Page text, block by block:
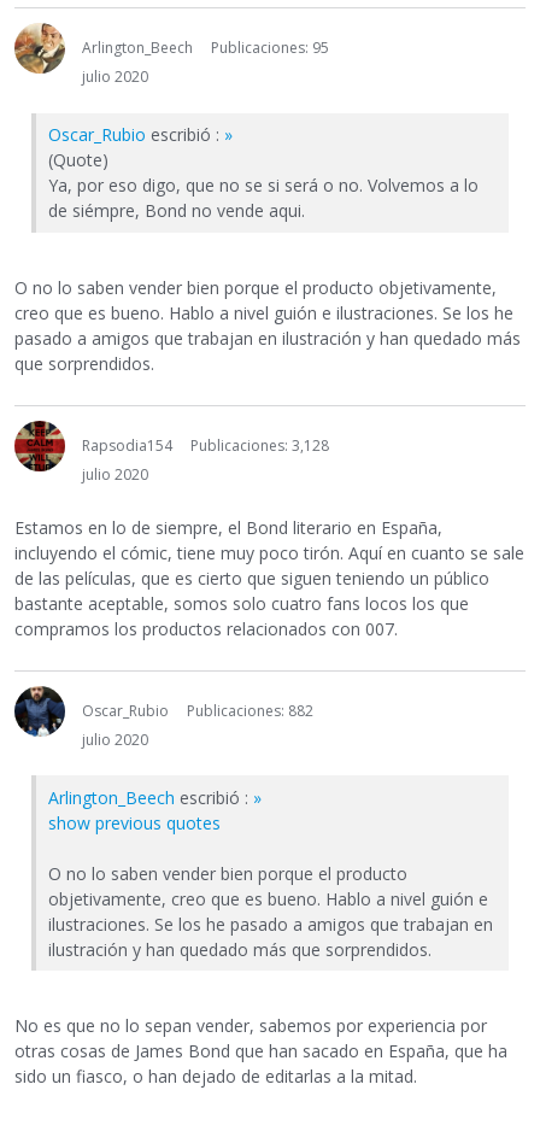
Arlington_Beech
Publicaciones: 95
julio 2020
Oscar_Rubio escribió : »
(Quote)
Ya, por eso digo, que no se si será o no. Volvemos a lo
de siémpre, Bond no vende aqui.
O no lo saben vender bien porque el producto objetivamente,
creo que es bueno. Hablo a nivel guión e ilustraciones. Se los he
pasado a amigos que trabajan en ilustración y han quedado más
que sorprendidos.
Rapsodia154
Publicaciones: 3,128
julio 2020
Estamos en lo de siempre, el Bond literario en España,
incluyendo el cómic, tiene muy poco tirón. Aquí en cuanto se sale
de las películas, que es cierto que siguen teniendo un público
bastante aceptable, somos solo cuatro fans locos los que
compramos los productos relacionados con 007.
Oscar_Rubio
Publicaciones: 882
julio 2020
Arlington_Beech escribió : »
show previous quotes
O no lo saben vender bien porque el producto
objetivamente, creo que es bueno. Hablo a nivel guión e
ilustraciones. Se los he pasado a amigos que trabajan en
ilustración y han quedado más que sorprendidos.
No es que no lo sepan vender, sabemos por experiencia por
otras cosas de James Bond que han sacado en España, que ha
sido un fiasco, o han dejado de editarlas a la mitad.